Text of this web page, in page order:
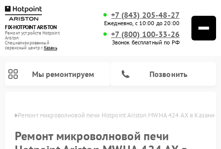
FIX-HOTPOINT ARISTON
Ремонт устройств Hotpoint
Ariston
Специализированный
cервисный центр г.Казань
+7 (843) 205-48-27
Ежедневно, с 10:00 до 20:00
+7 (800) 100-33-26
Звонок бесплатный по РФ
Мы ремонтируем Позвонить
Ремонт микроволновой печи Hotpoint Ariston MWHA 424 AX в Казани
Ремонт микроволновой печи